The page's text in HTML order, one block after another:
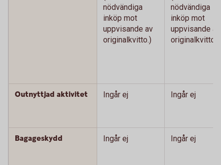
nödvändiga
inköp mot
uppvisande av
originalkvitto.)
nödvändiga
inköp mot
uppvisande av
originalkvitto.)
Outnyttjad aktivitet Ingår ej Ingår ej
Bagageskydd Ingår ej Ingår ej